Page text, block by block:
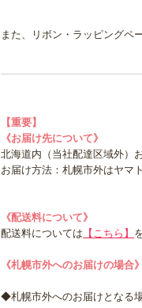
また、リボン・ラッピングペ
【重要】
《お届け先について》
北海道内（当社配達区域外）
お届け方法：札幌市外はヤマ
《配送料について》
配送料については 【こちら】
《札幌市外へのお届けの場合》
◆札幌市外へのお届けとなる